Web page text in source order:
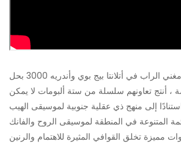
قبل أن يقوم مغني الراب في أتلانتا بيج بوي وأندريه 3000 بحل Outkast
، أنتج تعاونهم سلسلة من ستة ألبومات لا يمكن
إلى منهج ذي عقلية جنوبية لموسيقى الهيب
المتنوعة في المنطقة لموسيقى الروح والفانك
مميزة تخلق القوافي المثيرة للاهتمام والرنين